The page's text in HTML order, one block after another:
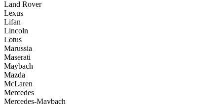
Land Rover
Lexus
Lifan
Lincoln
Lotus
Marussia
Maserati
Maybach
Mazda
McLaren
Mercedes
Mercedes-Maybach